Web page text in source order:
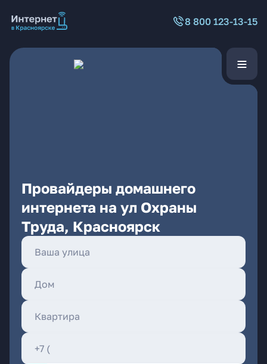
8 800 123-13-15
Провайдеры домашнего
интернета на ул Охраны
Труда, Красноярск